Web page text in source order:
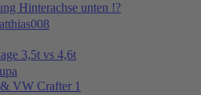
Hinterachse unten !?
3,5t vs 4,6t
VW Crafter 1